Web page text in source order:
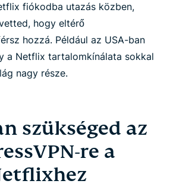
fiókodba utazás közben,
hogy eltérő
hozzá. Például az USA-ban
a Netflix tartalomkínálata sokkal
nagy része.
szükséged az
re a